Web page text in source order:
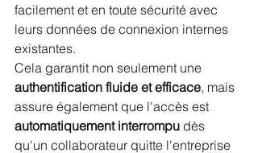
facilement et en toute sécurité avec
leurs données de connexion internes
existantes.
Cela garantit non seulement une
authentification fluide et efficace, mais
assure également que l'accès est
automatiquement interrompu dès
qu'un collaborateur quitte l'entreprise